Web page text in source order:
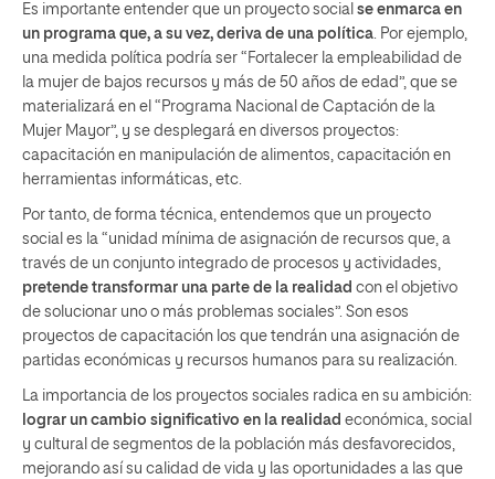
Es importante entender que un proyecto social se enmarca en
un programa que, a su vez, deriva de una política . Por ejemplo,
una medida política podría ser “Fortalecer la empleabilidad de
la mujer de bajos recursos y más de 50 años de edad”, que se
materializará en el “Programa Nacional de Captación de la
Mujer Mayor”, y se desplegará en diversos proyectos:
capacitación en manipulación de alimentos, capacitación en
herramientas informáticas, etc.
Por tanto, de forma técnica, entendemos que un proyecto
social es la “unidad mínima de asignación de recursos que, a
través de un conjunto integrado de procesos y actividades,
pretende transformar una parte de la realidad con el objetivo
de solucionar uno o más problemas sociales”. Son esos
proyectos de capacitación los que tendrán una asignación de
partidas económicas y recursos humanos para su realización.
La importancia de los proyectos sociales radica en su ambición:
lograr un cambio significativo en la realidad económica, social
y cultural de segmentos de la población más desfavorecidos,
mejorando así su calidad de vida y las oportunidades a las que